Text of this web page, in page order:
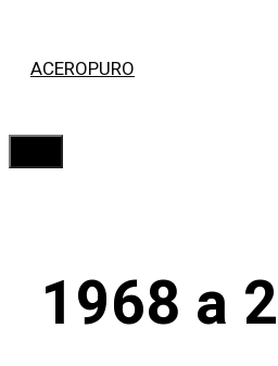
ACEROPURO
1968 a